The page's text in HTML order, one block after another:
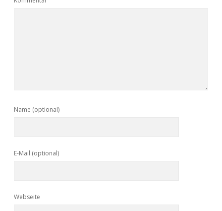
Name (optional)
E-Mail (optional)
Webseite